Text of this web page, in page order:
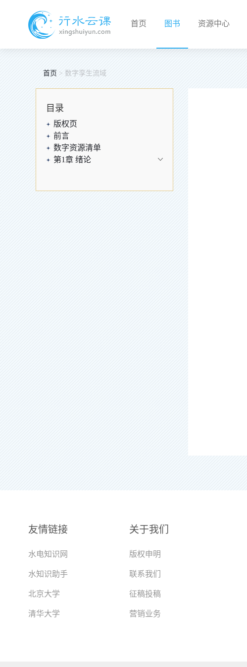
首页 图书 资源中心
首页 > 数字孪生流域
目录
版权页
前言
数字资源清单
第1章 绪论
友情链接
水电知识网
水知识助手
北京大学
清华大学
关于我们
版权申明
联系我们
征稿投稿
营销业务